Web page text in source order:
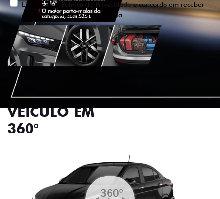
Li e aceito a Política de Privacidadee concordo em receber
comunicações da concessionária.
ENTRAR EM CONTATO
VISUALIZE O
VEÍCULO EM
360°